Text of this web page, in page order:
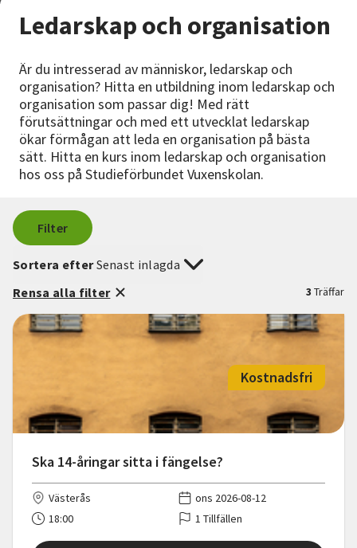
Lyssna
Ledarskap och organisation
Är du intresserad av människor, ledarskap och
organisation? Hitta en utbildning inom ledarskap och
organisation som passar dig! Med rätt
förutsättningar och med ett utvecklat ledarskap
ökar förmågan att leda en organisation på bästa
sätt. Hitta en kurs inom ledarskap och organisation
hos oss på Studieförbundet Vuxenskolan.
Filter
3 Träffar
Sortera efterSenast inlagda
Rensa alla filter
Ska 14-åringar sitta i fängelse?
Kostnadsfri
Västerås
ons 2026-08-12
18:00
1 Tillfällen